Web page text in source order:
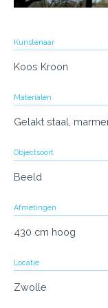
Kunstenaar
Koos Kroon
Materialen
Gelakt staal,
Objectsoort
Beeld
Afmetingen
430 cm hoog
Locatie
Zwolle